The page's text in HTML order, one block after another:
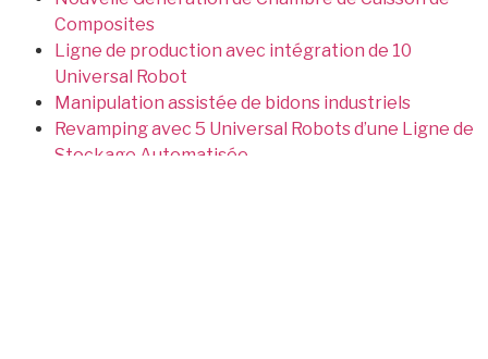
Composites
Ligne de production avec intégration de 10
Universal Robot
Manipulation assistée de bidons industriels
Revamping avec 5 Universal Robots d’une Ligne de
Stockage Automatisée